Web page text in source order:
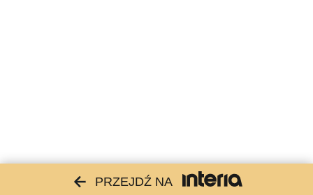
PRZEJDŹ NA